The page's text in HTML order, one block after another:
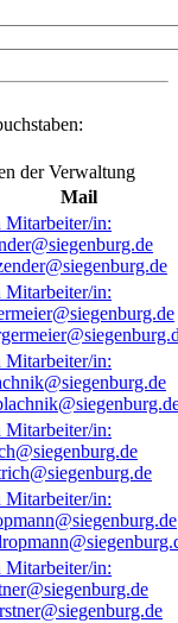
der Verwaltung
Mail